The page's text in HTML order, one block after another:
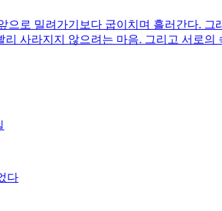
으로 밀려가기보다 굽이치며 흘러간다.
사라지지 않으려는 마음. 그리고 서로
다